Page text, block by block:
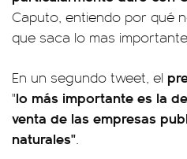
Caputo, entiendo por qué
que saca lo mas
En un segundo tweet, el
"lo más importante es la
venta de las empresas
naturales".